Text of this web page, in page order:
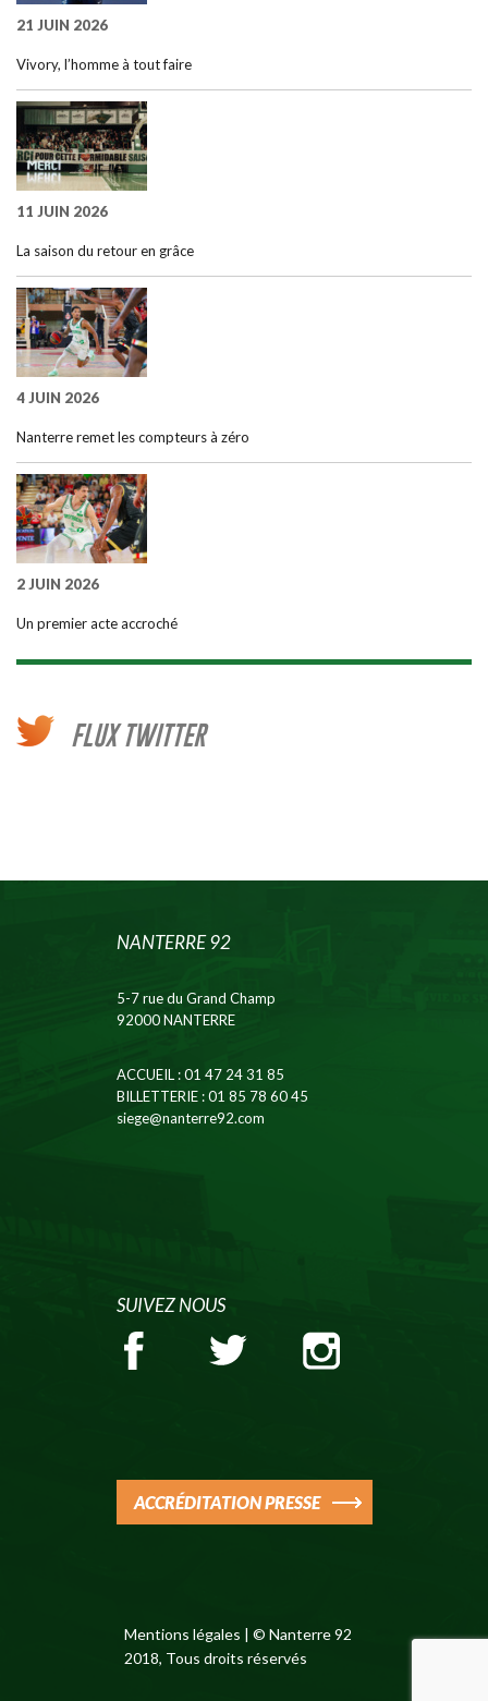
21 JUIN 2026
Vivory, l’homme à tout faire
11 JUIN 2026
La saison du retour en grâce
4 JUIN 2026
Nanterre remet les compteurs à zéro
2 JUIN 2026
Un premier acte accroché
FLUX TWITTER
NANTERRE 92
5-7 rue du Grand Champ
92000 NANTERRE
ACCUEIL: 01 47 24 31 85
BILLETTERIE: 01 85 78 60 45
siege@nanterre92.com
SUIVEZ NOUS
ACCRÉDITATION PRESSE
Mentions légales | © Nanterre 92
2018, Tous droits réservés